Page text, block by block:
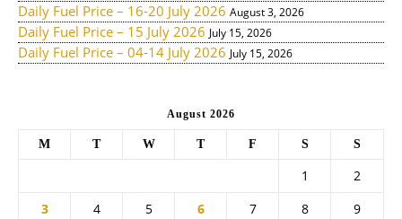
Daily Fuel Price – 16-20 July 2026 August 3, 2026
Daily Fuel Price – 15 July 2026 July 15, 2026
Daily Fuel Price – 04-14 July 2026 July 15, 2026
August 2026
M T W T F S S
1
2
3
4 5 6 7 8
9